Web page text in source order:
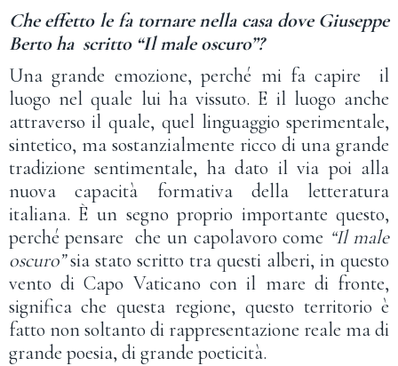
Che effetto le fa tornare nella casa dove Giuseppe
Berto ha scritto “Il male oscuro”?
Una grande emozione, perché mi fa capire il
luogo nel quale lui ha vissuto. E il luogo anche
attraverso il quale, quel linguaggio sperimentale,
sintetico, ma sostanzialmente ricco di una grande
tradizione sentimentale, ha dato il via poi alla
nuova capacità formativa della letteratura
italiana. È un segno proprio importante questo,
perché pensare che un capolavoro come “Il male
oscuro”sia stato scritto tra questi alberi, in questo
vento di Capo Vaticano con il mare di fronte,
significa che questa regione, questo territorio è
fatto non soltanto di rappresentazione reale ma di
grande poesia, di grande poeticità.